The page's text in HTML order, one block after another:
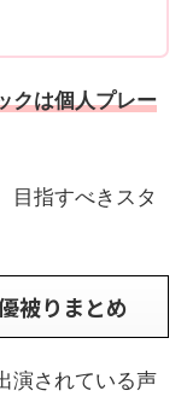
クは個人プレー
目指すべきスタ
被りまとめ
演されている声